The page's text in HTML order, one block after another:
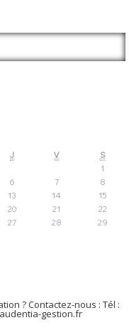
J V
S
1
6 7
8
13 14
15
20 21
22
27 28
29
? Contactez-nous : Tél :
gestion.fr